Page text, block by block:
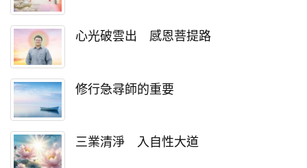
心光破雲出 感恩菩提路
修行急尋師的重要
三業清淨 入自性大道